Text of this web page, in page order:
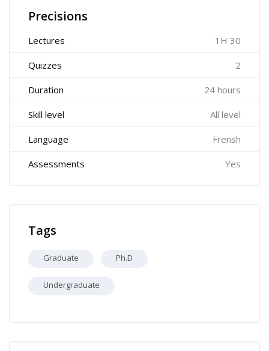
Precisions
Lectures 1H 30
Quizzes 2
Duration 24 hours
Skill level All level
Language Frensh
Assessments Yes
Tags
Graduate Ph.D
Undergraduate